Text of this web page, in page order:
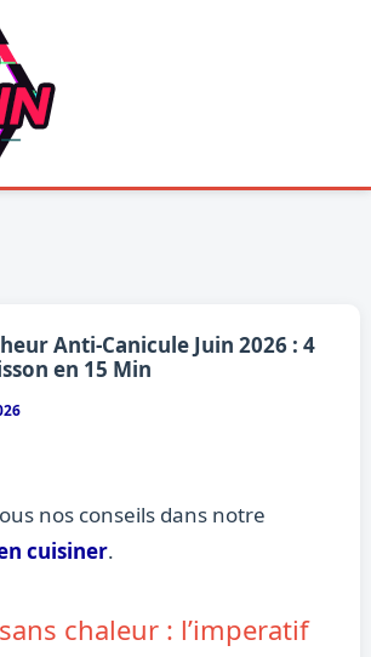
Anti-Canicule Juin 2026 : 4
en 15 Min
nos conseils dans notre
cuisiner.
chaleur : l’imperatif